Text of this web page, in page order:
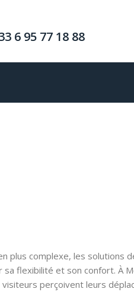
6 95 77 18 88
plus complexe, les
flexibilité et son confort. À
perçoivent leurs